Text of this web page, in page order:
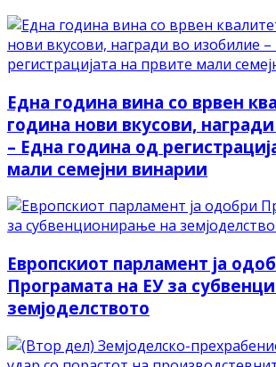
Една година вина со врвен
година нови вкусови,
– Една година од
мали семејни винарии
Европскиот парламент ја
Програмата на ЕУ за
земјоделството